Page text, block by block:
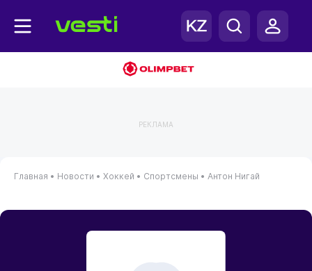
РЕКЛАМА
Главная • Новости • Хоккей • Спортсмены • Антон Нигай